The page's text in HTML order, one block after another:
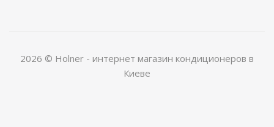
2026 © Holner - интернет магазин кондиционеров в
Киеве